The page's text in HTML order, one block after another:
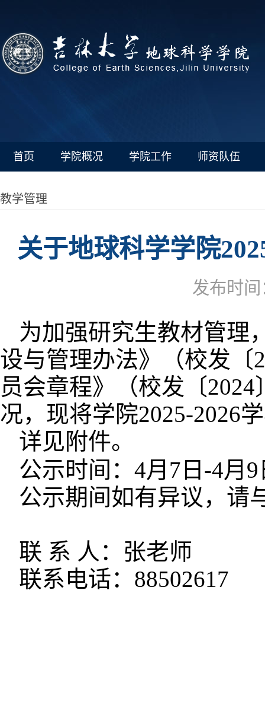
首页 学院概况 学院工作 师资队伍
教学管理
关于地球科学学院
发布时间
为加强研究生教材管理
设与管理办法》（校发〔
员会章程》（校发〔
况，现将学院2025-2026
详见附件。
公示时间：4月7日-4月9
公示期间如有异议，请
联 系 人：张老师
联系电话：88502617